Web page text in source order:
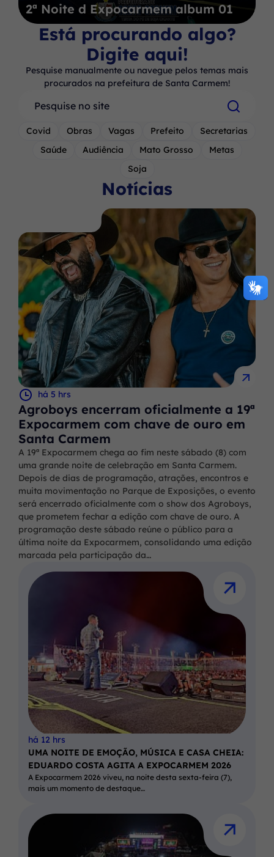
2ª Noite d Expocarmem album 01
Está procurando algo?
Digite aqui!
Pesquise manualmente ou navegue pelos temas mais
procurados na prefeitura de Santa Carmem!
Pesquisar
Covid Obras Vagas Prefeito
Secretarias
Saúde
Audiência Mato Grosso
Metas
Soja
Notícias
há 5 hrs
Agroboys encerram oficialmente a 19ª
Expocarmem com chave de ouro em
Santa Carmem
A 19ª Expocarmem chega ao fim neste sábado (8) com
uma grande noite de celebração em Santa Carmem.
Depois de dias de programação, atrações, encontros e
muita movimentação no Parque de Exposições, o evento
será encerrado oficialmente com o show dos Agroboys,
que prometem fechar a edição com chave de ouro. A
programação deste sábado reúne o público para a
última noite da Expocarmem, consolidando uma edição
marcada pela participação da…
há 12 hrs
UMA NOITE DE EMOÇÃO, MÚSICA E CASA CHEIA:
EDUARDO COSTA AGITA A EXPOCARMEM 2026
A Expocarmem 2026 viveu, na noite desta sexta-feira (7),
mais um momento de destaque…